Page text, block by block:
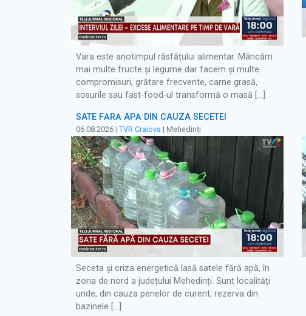
Vara este anotimpul răsfățului alimentar. Mâncăm
mai multe fructe și legume dar facem și multe
compromisuri, grătare frecvente, carne grasă,
sosurile sau fast-food-ul transformă o masă […]
SATE FĂRĂ APĂ DIN CAUZA SECETEI
06.08.2026 | TVR Craiova | Mehedinți
Seceta și criza energetică lasă satele fără apă, în
zona de nord a județului Mehedinți. Sunt localități
unde, din cauza penelor de curent, rezerva din
bazinele […]